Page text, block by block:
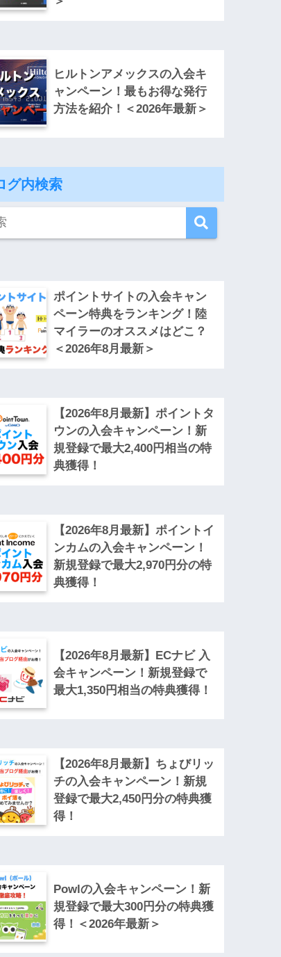
ヒルトンアメックスの入会キ
ャンペーン！最もお得な発行
方法を紹介！＜2026年最新＞
グ内検索
ポイントサイトの入会キャン
ペーン特典をランキング！陸
マイラーのオススメはどこ？
＜2026年8月最新＞
【2026年8月最新】ポイントタ
ウンの入会キャンペーン！新
規登録で最大2,400円相当の特
典獲得！
【2026年8月最新】ポイントイ
ンカムの入会キャンペーン！
新規登録で最大2,970円分の特
典獲得！
【2026年8月最新】ECナビ 入
会キャンペーン！新規登録で
最大1,350円相当の特典獲得！
【2026年8月最新】ちょびリッ
チの入会キャンペーン！新規
登録で最大2,450円分の特典獲
得！
Powlの入会キャンペーン！新
規登録で最大300円分の特典獲
得！＜2026年最新＞